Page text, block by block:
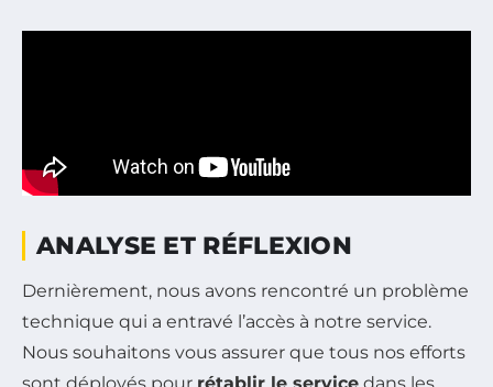
ANALYSE ET RÉFLEXION
Dernièrement, nous avons rencontré un problème
technique qui a entravé l’accès à notre service.
Nous souhaitons vous assurer que tous nos efforts
sont déployés pour rétablir le service dans les